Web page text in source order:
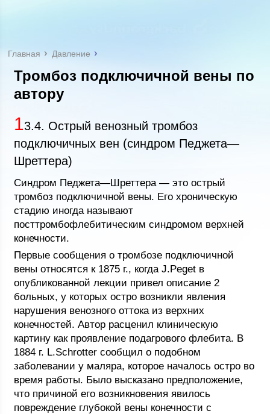
Главная Давление
Тромбоз подключичной вены по
автору
13.4. Острый венозный тромбоз
подключичных вен (синдром Педжета—
Шреттера)
Синдром Педжета—Шреттера — это острый
тромбоз подключичной вены. Его хроническую
стадию иногда называют
посттромбофлебитическим синдромом верхней
конечности.
Первые сообщения о тромбозе подключичной
вены относятся к 1875 г., когда J.Peget в
опубликованной лекции привел описание 2
больных, у которых остро возникли явления
нарушения венозного оттока из верхних
конечностей. Автор расценил клиническую
картину как проявление подагрового флебита. В
1884 г. L.Schrotter сообщил о подобном
заболевании у маляра, которое началось остро во
время работы. Было высказано предположение,
что причиной его возникновения явилось
повреждение глубокой вены конечности с